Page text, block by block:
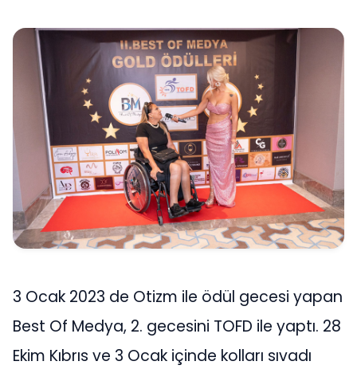
3 Ocak 2023 de Otizm ile ödül gecesi yapan
Best Of Medya, 2. gecesini TOFD ile yaptı. 28
Ekim Kıbrıs ve 3 Ocak içinde kolları sıvadı